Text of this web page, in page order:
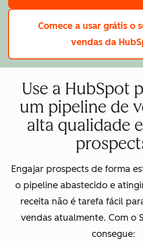
Comece a usar grátis o
vendas da
Use a HubSpot
um pipeline de
alta qualidade
Engajar prospects de forma
o pipeline abastecido e
receita não é tarefa fácil
vendas atualmente. Com o
consegue: